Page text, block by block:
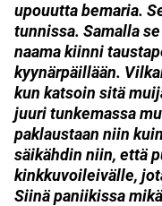
upouutta bemaria.
tunnissa. Samalla
naama kiinni
kyynärpäillään.
kun katsoin sitä
juuri tunkemassa
paklaustaan niin
säikähdin niin, että
kinkkuvoileivälle,
Siinä paniikissa